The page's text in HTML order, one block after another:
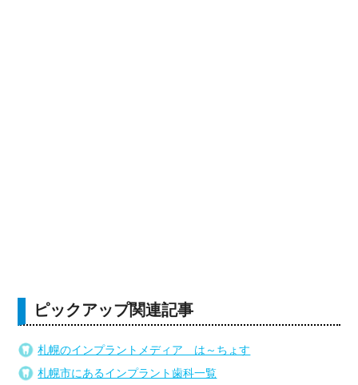
ピックアップ関連記事
札幌のインプラントメディア は～ちょす
札幌市にあるインプラント歯科一覧